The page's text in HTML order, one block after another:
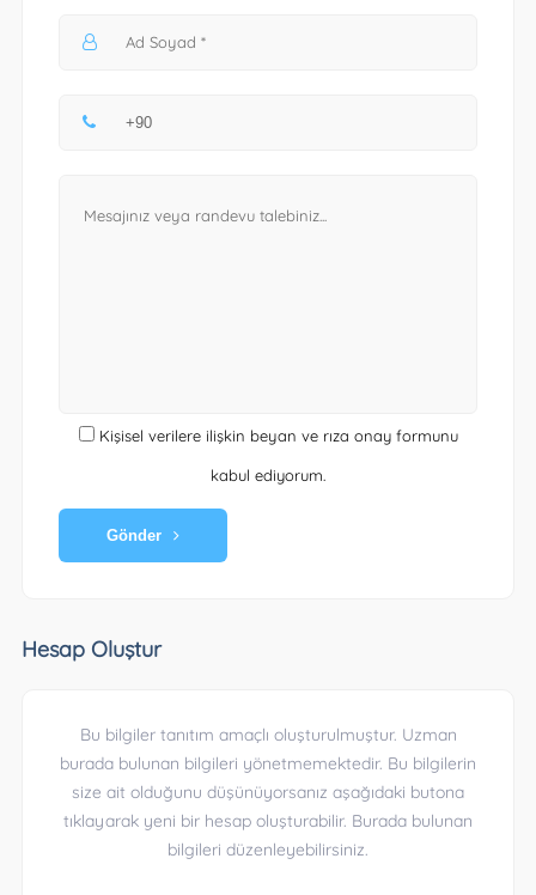
Kişisel verilere ilişkin beyan ve rıza onay formunu
kabul ediyorum.
Gönder
Hesap Oluştur
Bu bilgiler tanıtım amaçlı oluşturulmuştur. Uzman
burada bulunan bilgileri yönetmemektedir. Bu bilgilerin
size ait olduğunu düşünüyorsanız aşağıdaki butona
tıklayarak yeni bir hesap oluşturabilir. Burada bulunan
bilgileri düzenleyebilirsiniz.